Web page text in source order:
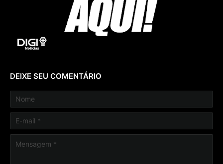
DEIXE SEU COMENTÁRIO